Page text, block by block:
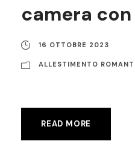
camera
16 OTTOBRE 2023
ALLESTIMENTO
READ MORE